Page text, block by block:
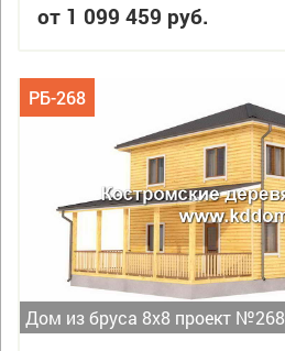
от 1 099 459 руб.
Дом из бруса 8х8 проект №268
РБ-268